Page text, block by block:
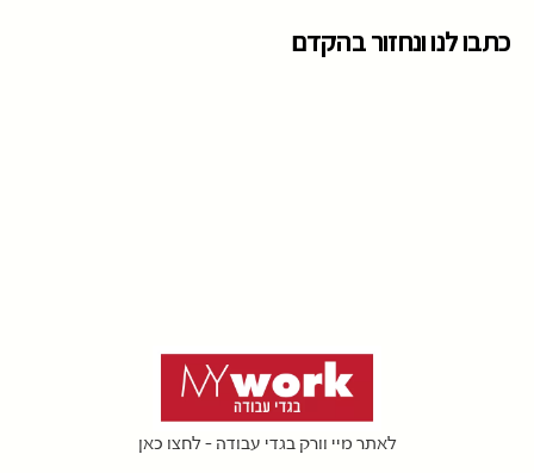
כתבו לנו ונחזור בהקדם
לאתר מיי וורק בגדי עבודה - לחצו כאן